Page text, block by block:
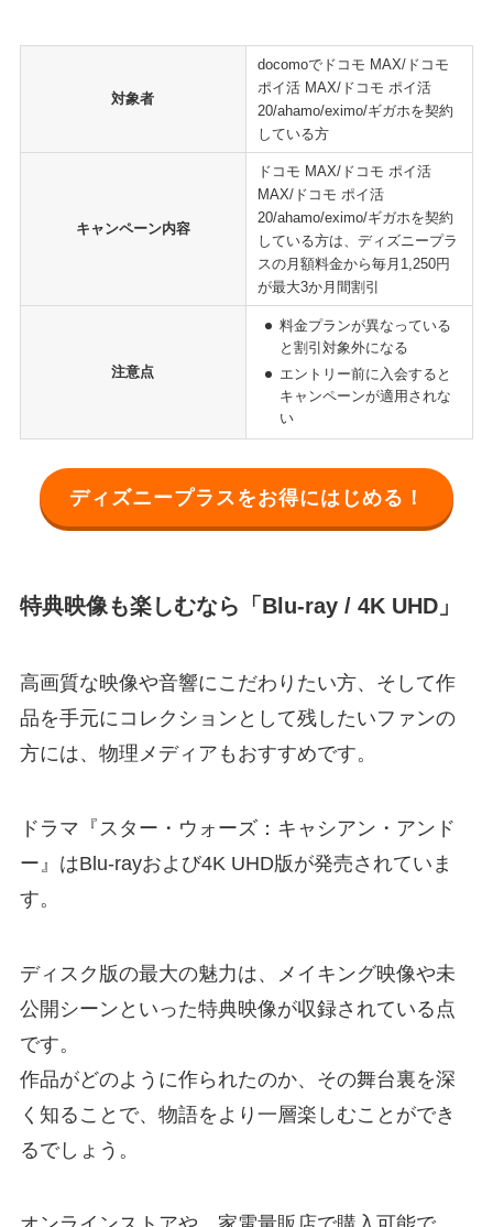
対象者
docomoでドコモ MAX/ドコモ
ポイ活 MAX/ドコモ ポイ活
20/ahamo/eximo/ギガホを契約
している方
キャンペーン内容
ドコモ MAX/ドコモ ポイ活
MAX/ドコモ ポイ活
20/ahamo/eximo/ギガホを契約
している方は、ディズニープラ
スの月額料金から毎月1,250円
が最大3か月間割引
注意点
料金プランが異なっている
と割引対象外になる
エントリー前に入会すると
キャンペーンが適用されな
い
ディズニープラスをお得にはじめる！
特典映像も楽しむなら「Blu-ray / 4K UHD」
高画質な映像や音響にこだわりたい方、そして作
品を手元にコレクションとして残したいファンの
方には、物理メディアもおすすめです。
ドラマ『スター・ウォーズ：キャシアン・アンド
ー』はBlu-rayおよび4K UHD版が発売されていま
す。
ディスク版の最大の魅力は、メイキング映像や未
公開シーンといった特典映像が収録されている点
です。
作品がどのように作られたのか、その舞台裏を深
く知ることで、物語をより一層楽しむことができ
るでしょう。